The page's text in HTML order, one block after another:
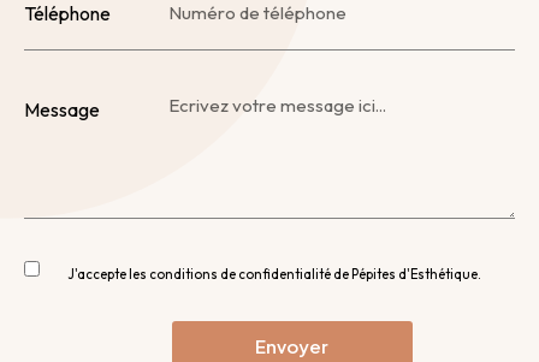
Téléphone
Message
J'accepte les conditions de confidentialité de Pépites d'Esthétique.
Envoyer